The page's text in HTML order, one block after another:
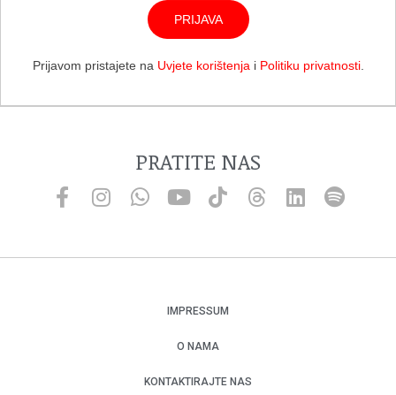
PRIJAVA
Prijavom pristajete na Uvjete korištenja i Politiku privatnosti.
PRATITE NAS
IMPRESSUM
O NAMA
KONTAKTIRAJTE NAS